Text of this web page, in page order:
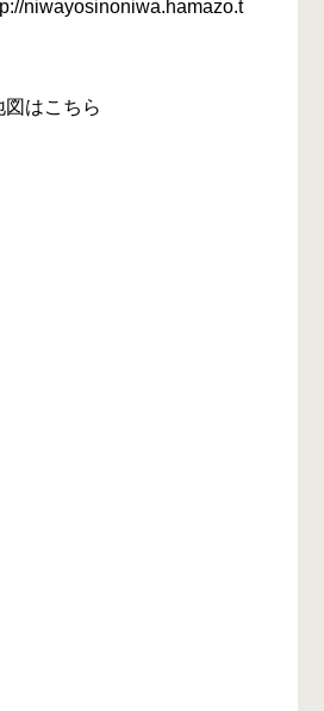
niwayosinoniwa.hamazo.t
はこちら